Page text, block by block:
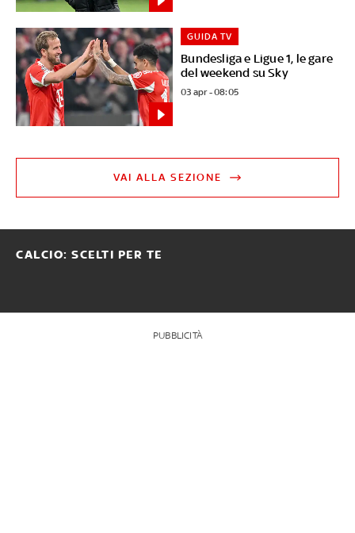
Bundesliga e Ligue 1, le gare
del weekend su Sky
GUIDA TV
03 apr - 08:05
VAI ALLA SEZIONE
CALCIO: SCELTI PER TE
PUBBLICITÀ